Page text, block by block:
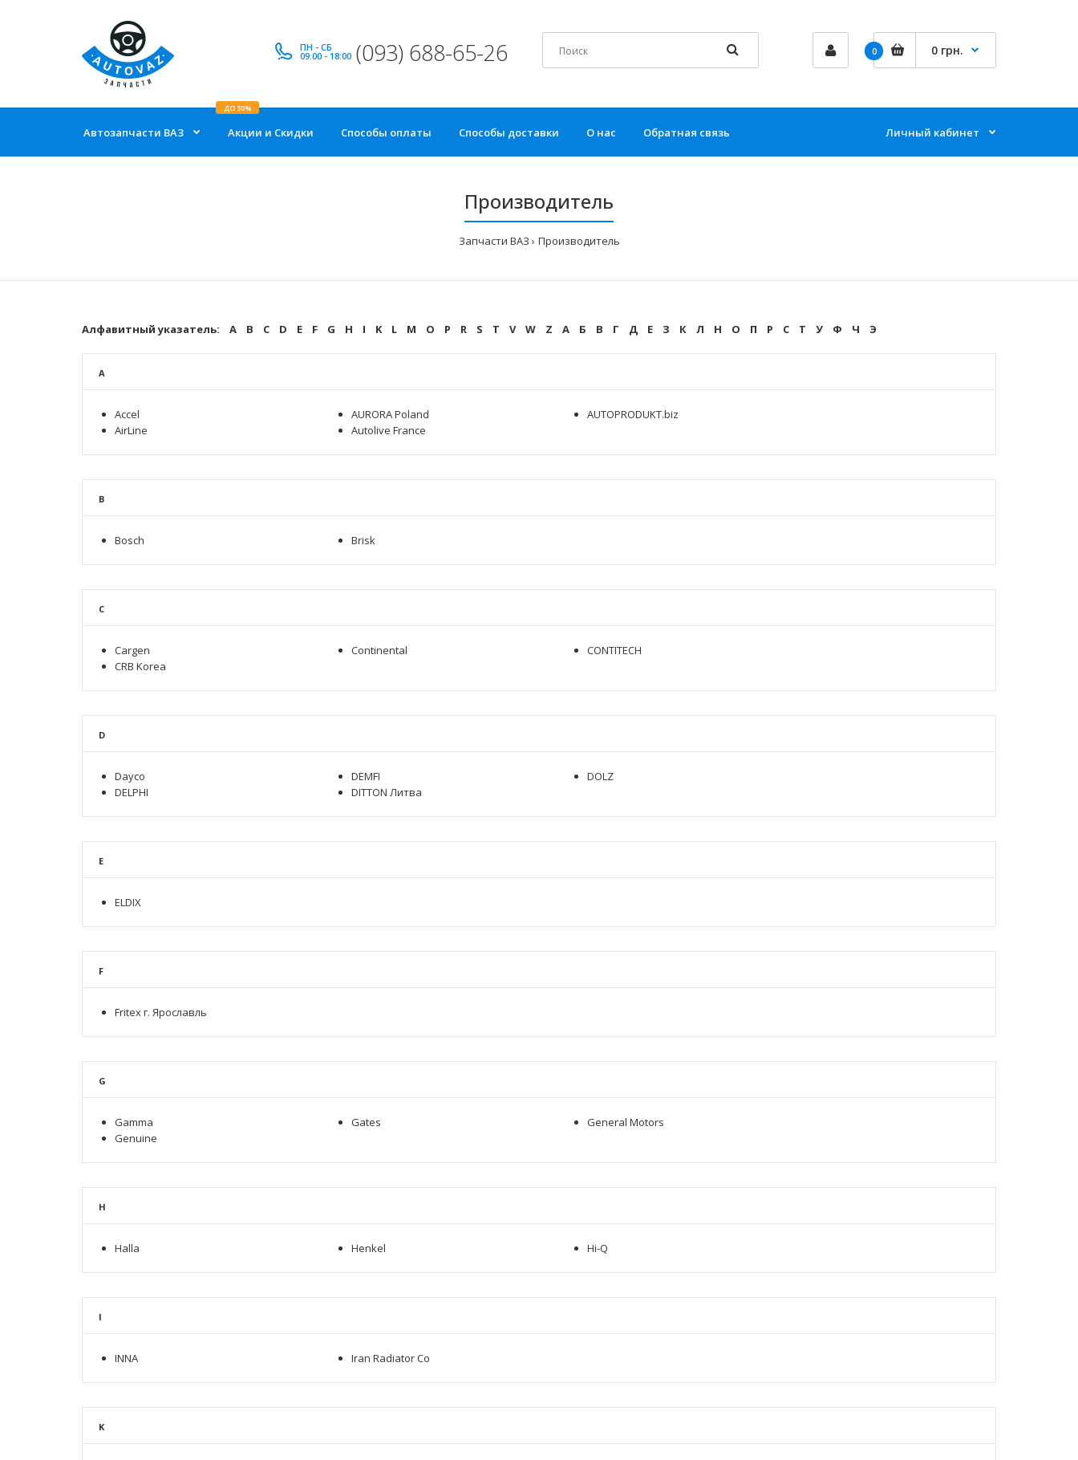
ПН - СБ
09:00 - 18:00 (093) 688-65-26 0 0 грн.
Автозапчасти ВАЗ Акции и Скидки
ДО 30%
Способы оплаты Способы доставки О нас Обратная связь Личный кабинет
Производитель
Запчасти ВАЗ Производитель
Алфавитный указатель: A B C D E F G H I K L M O P R S T V W Z А Б В Г Д Е З К Л Н О П Р С Т У Ф Ч Э
A
Accel
AirLine
AURORA Poland
Autolive France
AUTOPRODUKT.biz
B
Bosch Brisk
C
Cargen Continental
CONTITECH
CRB Korea
D
Dayco
DELPHI
DEMFI
DITTON Литва
DOLZ
E
ELDIX
F
Fritex г. Ярославль
G
Gamma Gates
General Motors
Genuine
H
Halla Henkel Hi-Q
I
INNA Iran Radiator Co
K